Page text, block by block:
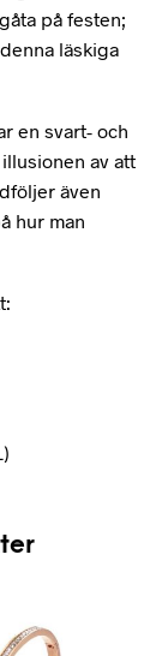
på festen;
läskiga
en svart- och
av att
även
hur man